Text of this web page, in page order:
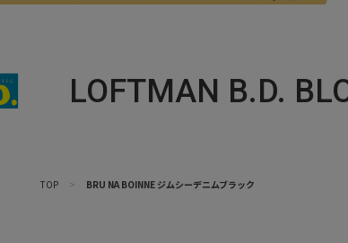
LOFTMAN B.D.
TOP > BRU NA BOINNE ジムシーデニムブラック